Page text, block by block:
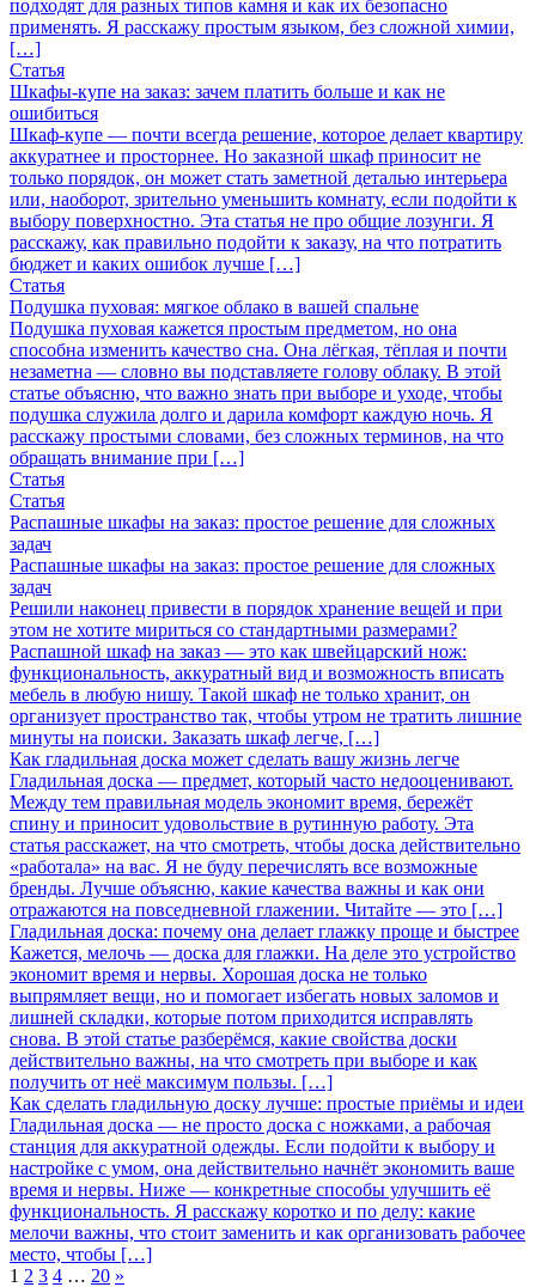
подходят для разных типов камня и как их безопасно
применять. Я расскажу простым языком, без сложной химии,
[…]
Статья
Шкафы-купе на заказ: зачем платить больше и как не
ошибиться
Шкаф-купе — почти всегда решение, которое делает квартиру
аккуратнее и просторнее. Но заказной шкаф приносит не
только порядок, он может стать заметной деталью интерьера
или, наоборот, зрительно уменьшить комнату, если подойти к
выбору поверхностно. Эта статья не про общие лозунги. Я
расскажу, как правильно подойти к заказу, на что потратить
бюджет и каких ошибок лучше […]
Статья
Подушка пуховая: мягкое облако в вашей спальне
Подушка пуховая кажется простым предметом, но она
способна изменить качество сна. Она лёгкая, тёплая и почти
незаметна — словно вы подставляете голову облаку. В этой
статье объясню, что важно знать при выборе и уходе, чтобы
подушка служила долго и дарила комфорт каждую ночь. Я
расскажу простыми словами, без сложных терминов, на что
обращать внимание при […]
Статья
Статья
Распашные шкафы на заказ: простое решение для сложных
задач
Распашные шкафы на заказ: простое решение для сложных
задач
Решили наконец привести в порядок хранение вещей и при
этом не хотите мириться со стандартными размерами?
Распашной шкаф на заказ — это как швейцарский нож:
функциональность, аккуратный вид и возможность вписать
мебель в любую нишу. Такой шкаф не только хранит, он
организует пространство так, чтобы утром не тратить лишние
минуты на поиски. Заказать шкаф легче, […]
Как гладильная доска может сделать вашу жизнь легче
Гладильная доска — предмет, который часто недооценивают.
Между тем правильная модель экономит время, бережёт
спину и приносит удовольствие в рутинную работу. Эта
статья расскажет, на что смотреть, чтобы доска действительно
«работала» на вас. Я не буду перечислять все возможные
бренды. Лучше объясню, какие качества важны и как они
отражаются на повседневной глажении. Читайте — это […]
Гладильная доска: почему она делает глажку проще и быстрее
Кажется, мелочь — доска для глажки. На деле это устройство
экономит время и нервы. Хорошая доска не только
выпрямляет вещи, но и помогает избегать новых заломов и
лишней складки, которые потом приходится исправлять
снова. В этой статье разберёмся, какие свойства доски
действительно важны, на что смотреть при выборе и как
получить от неё максимум пользы. […]
Как сделать гладильную доску лучше: простые приёмы и идеи
Гладильная доска — не просто доска с ножками, а рабочая
станция для аккуратной одежды. Если подойти к выбору и
настройке с умом, она действительно начнёт экономить ваше
время и нервы. Ниже — конкретные способы улучшить её
функциональность. Я расскажу коротко и по делу: какие
мелочи важны, что стоит заменить и как организовать рабочее
место, чтобы […]
1 2 3 4 … 20 »